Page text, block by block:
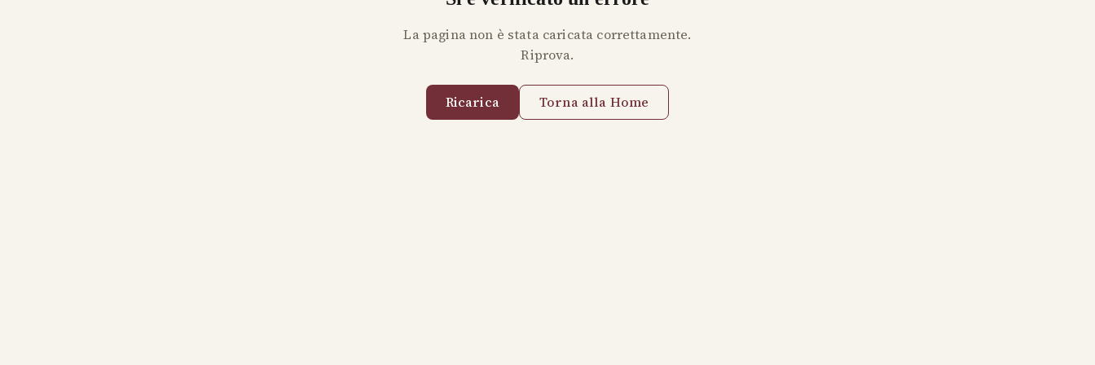
La pagina non è stata caricata correttamente.
Riprova.
Ricarica Torna alla Home